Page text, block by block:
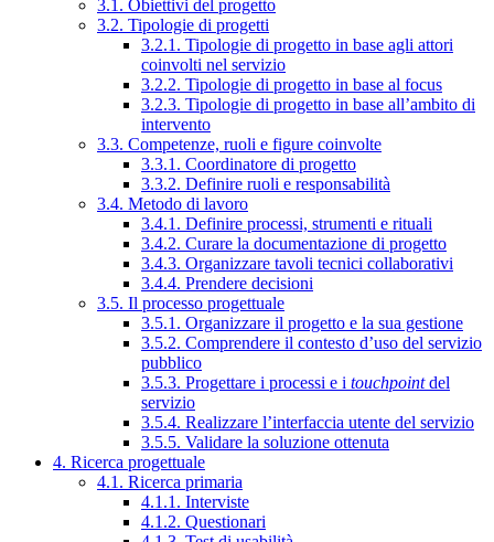
3.1. Obiettivi del progetto
3.2. Tipologie di progetti
3.2.1. Tipologie di progetto in base agli attori
coinvolti nel servizio
3.2.2. Tipologie di progetto in base al focus
3.2.3. Tipologie di progetto in base all’ambito di
intervento
3.3. Competenze, ruoli e figure coinvolte
3.3.1. Coordinatore di progetto
3.3.2. Definire ruoli e responsabilità
3.4. Metodo di lavoro
3.4.1. Definire processi, strumenti e rituali
3.4.2. Curare la documentazione di progetto
3.4.3. Organizzare tavoli tecnici collaborativi
3.4.4. Prendere decisioni
3.5. Il processo progettuale
3.5.1. Organizzare il progetto e la sua gestione
3.5.2. Comprendere il contesto d’uso del servizio
pubblico
3.5.3. Progettare i processi e i touchpointdel
servizio
3.5.4. Realizzare l’interfaccia utente del servizio
3.5.5. Validare la soluzione ottenuta
4. Ricerca progettuale
4.1. Ricerca primaria
4.1.1. Interviste
4.1.2. Questionari